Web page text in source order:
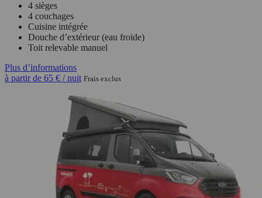
4 sièges
4 couchages
Cuisine intégrée
Douche d’extérieur (eau froide)
Toit relevable manuel
Plus d’informations
à partir de 65 € / nuit Frais exclus